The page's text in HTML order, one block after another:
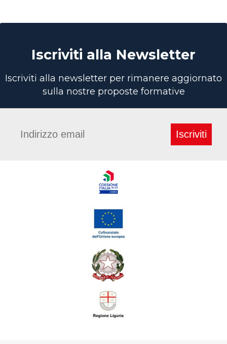
Iscriviti alla Newsletter
Iscriviti alla newsletter per rimanere aggiornato
sulla nostre proposte formative
Iscriviti